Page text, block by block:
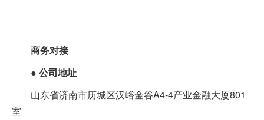
商务对接
● 公司地址
山东省济南市历城区汉峪金谷A4-4产业金融大厦801
室